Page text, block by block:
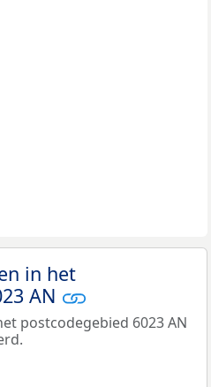
in het
AN
postcodegebied 6023 AN